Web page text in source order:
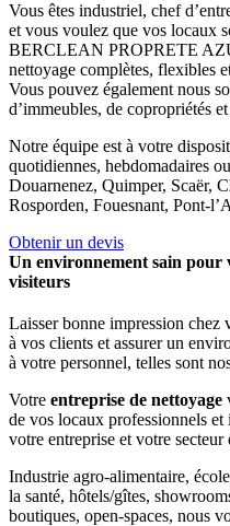
Vous êtes industriel, chef
et vous voulez que vos locaux
BERCLEAN PROPRETE
nettoyage complètes, flexibles
Vous pouvez également nous
d’immeubles, de copropriétés
Notre équipe est à votre
quotidiennes, hebdomadaires
Douarnenez, Quimper, Scaër,
Rosporden, Fouesnant, Pont-
Obtenir un devis
Un environnement sain pour
visiteurs
Laisser bonne impression chez
à vos clients et assurer un
à votre personnel, telles sont
Votre entreprise de nettoyage
de vos locaux professionnels
votre entreprise et votre secteur
Industrie agro-alimentaire,
la santé, hôtels/gîtes,
boutiques, open-spaces, nous